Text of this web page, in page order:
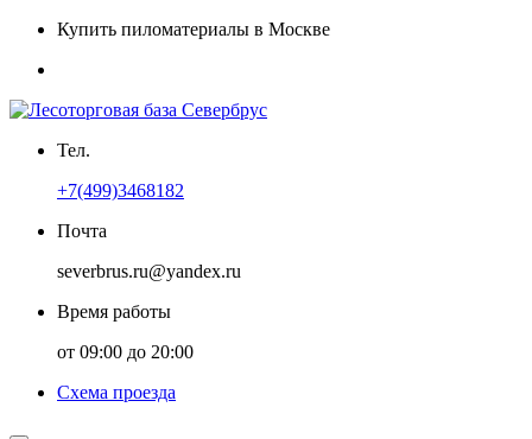
Купить пиломатериалы в Москве
Тел.
+7(499)3468182
Почта
severbrus.ru@yandex.ru
Время работы
от 09:00 до 20:00
Схема проезда